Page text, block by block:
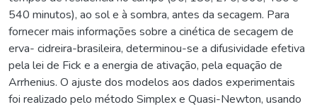
540 minutos), ao sol e à sombra, antes da secagem. Para
fornecer mais informações sobre a cinética de secagem de
erva- cidreira-brasileira, determinou-se a difusividade efetiva
pela lei de Fick e a energia de ativação, pela equação de
Arrhenius. O ajuste dos modelos aos dados experimentais
foi realizado pelo método Simplex e Quasi-Newton, usando